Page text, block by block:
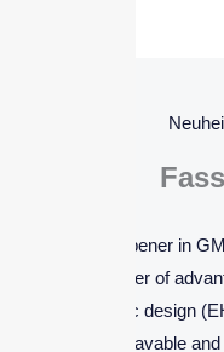
The drum opener in
offers a number of
hygienic design
autoclavable